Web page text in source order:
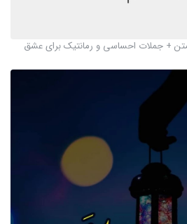
متن + جملات احساسی و رمانتیک برای عشق